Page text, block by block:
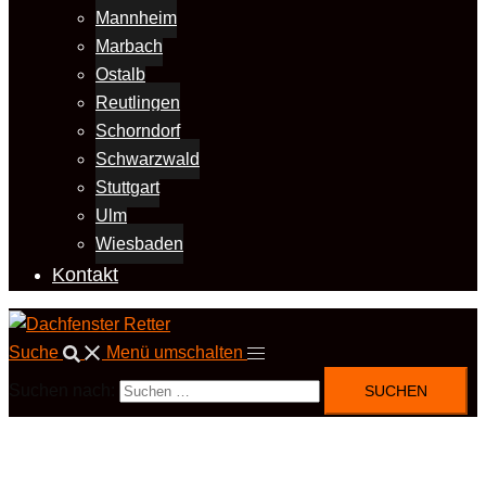
Mannheim
Marbach
Ostalb
Reutlingen
Schorndorf
Schwarzwald
Stuttgart
Ulm
Wiesbaden
Kontakt
Suche Menü umschalten